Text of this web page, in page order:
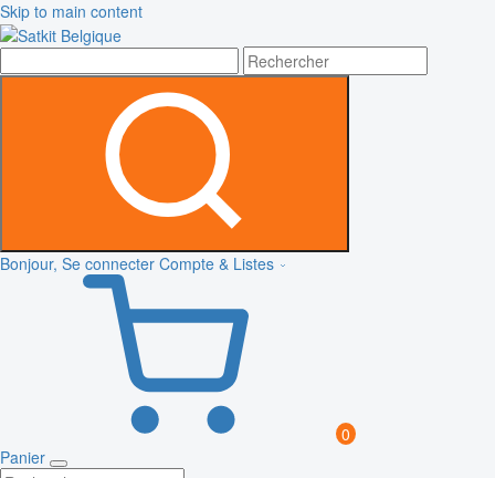
Skip to main content
Bonjour, Se connecter Compte & Listes
0
Panier